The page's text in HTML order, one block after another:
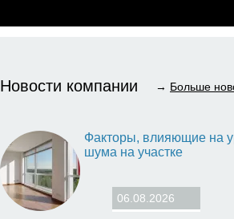
Новости компании → Больше
Факторы, влияющие на
шума на участке
06.08.2026